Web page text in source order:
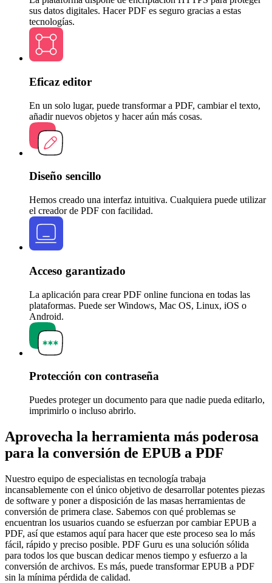
sus datos digitales. Hacer PDF es seguro gracias a estas
tecnologías.
Eficaz editor
En un solo lugar, puede transformar a PDF, cambiar el texto,
añadir nuevos objetos y hacer aún más cosas.
Diseño sencillo
Hemos creado una interfaz intuitiva. Cualquiera puede utilizar
el creador de PDF con facilidad.
Acceso garantizado
La aplicación para crear PDF online funciona en todas las
plataformas. Puede ser Windows, Mac OS, Linux, iOS o
Android.
Protección con contraseña
Puedes proteger un documento para que nadie pueda editarlo,
imprimirlo o incluso abrirlo.
Aprovecha la herramienta más poderosa
para la conversión de EPUB a PDF
Nuestro equipo de especialistas en tecnología trabaja
incansablemente con el único objetivo de desarrollar potentes piezas
de software y poner a disposición de las masas herramientas de
conversión de primera clase. Sabemos con qué problemas se
encuentran los usuarios cuando se esfuerzan por cambiar EPUB a
PDF, así que estamos aquí para hacer que este proceso sea lo más
fácil, rápido y preciso posible. PDF Guru es una solución sólida
para todos los que buscan dedicar menos tiempo y esfuerzo a la
conversión de archivos. Es más, puede transformar EPUB a PDF
sin la mínima pérdida de calidad.